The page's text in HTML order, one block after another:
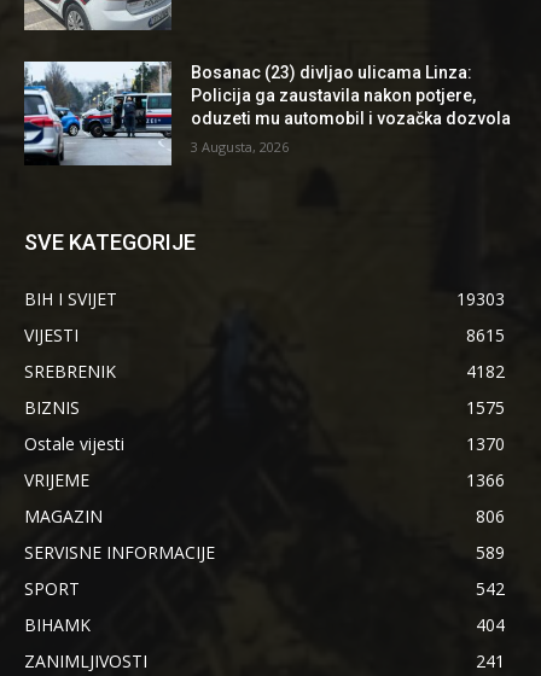
Bosanac (23) divljao ulicama Linza:
Policija ga zaustavila nakon potjere,
oduzeti mu automobil i vozačka dozvola
3 Augusta, 2026
SVE KATEGORIJE
BIH I SVIJET
19303
VIJESTI
8615
SREBRENIK
4182
BIZNIS
1575
Ostale vijesti
1370
VRIJEME
1366
MAGAZIN
806
SERVISNE INFORMACIJE
589
SPORT
542
BIHAMK
404
ZANIMLJIVOSTI
241